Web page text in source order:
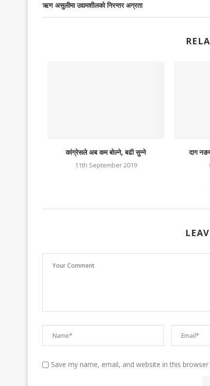
ऋण असुलीमा उद्यमशीलको निरन्तर अग्रता
कांग्रेसले अब कम बोल्ने, बढी सुन्ने
11th September 2019
दाग
Save my name, email, and website in this